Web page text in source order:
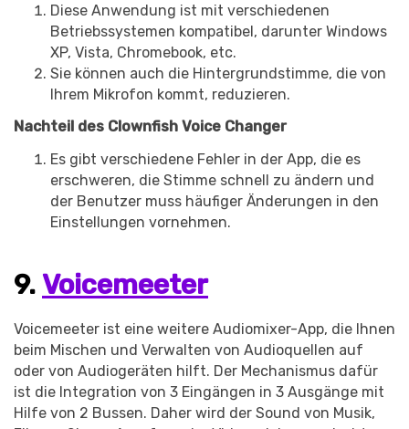
Diese Anwendung ist mit verschiedenen
Betriebssystemen kompatibel, darunter Windows
XP, Vista, Chromebook, etc.
Sie können auch die Hintergrundstimme, die von
Ihrem Mikrofon kommt, reduzieren.
Nachteil des Clownfish Voice Changer
Es gibt verschiedene Fehler in der App, die es
erschweren, die Stimme schnell zu ändern und
der Benutzer muss häufiger Änderungen in den
Einstellungen vornehmen.
9. Voicemeeter
Voicemeeter ist eine weitere Audiomixer-App, die Ihnen
beim Mischen und Verwalten von Audioquellen auf
oder von Audiogeräten hilft. Der Mechanismus dafür
ist die Integration von 3 Eingängen in 3 Ausgänge mit
Hilfe von 2 Bussen. Daher wird der Sound von Musik,